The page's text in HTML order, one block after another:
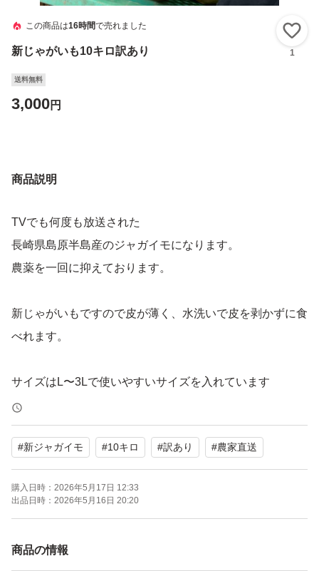
この商品は16時間で売れました
新じゃがいも10キロ訳あり 1
送料無料
3,000円
商品説明
TVでも何度も放送された
長崎県島原半島産のジャガイモになります。
農薬を一回に抑えております。
新じゃがいもですので皮が薄く、水洗いで皮を剥かずに食
べれます。
サイズはL〜3Lで使いやすいサイズを入れています
手掘りで皮の剥けが少なく、手選で傷、病気を確認しなが
ら詰めております。
味の方はリピートがついているほどなので間違い御座いま
せん。
科学肥料を従来の半分で
#新ジャガイモ #10キロ #訳あり #農家直送
購入日時： 2026年5月17日 12:33
出品日時： 2026年5月16日 20:20
商品の情報